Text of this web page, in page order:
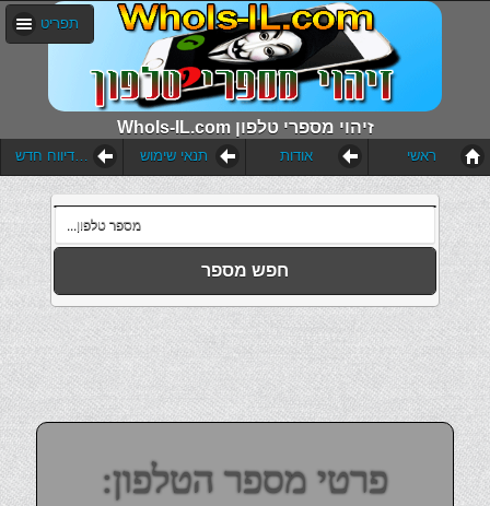
WhoIs-IL.com זיהוי מספרי טלפון
תפריט
הוסף דיווח חדש תנאי שימוש אודות ראשי
חפש מספר
פרטי מספר הטלפון: